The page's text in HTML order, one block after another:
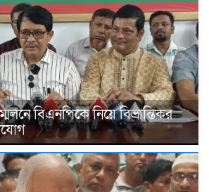
বিএনপিকে নিয়ে বিভ্রান্তিকর